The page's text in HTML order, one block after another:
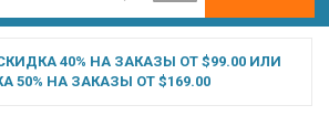
40% НА ЗАКАЗЫ ОТ $99.00 ИЛИ
50% НА ЗАКАЗЫ ОТ $169.00